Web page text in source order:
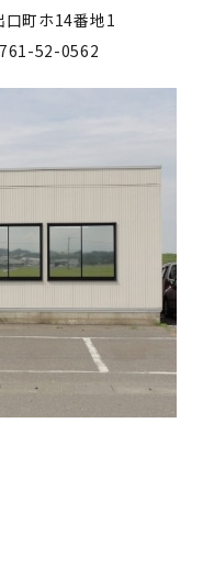
町ホ14番地1
52-0562